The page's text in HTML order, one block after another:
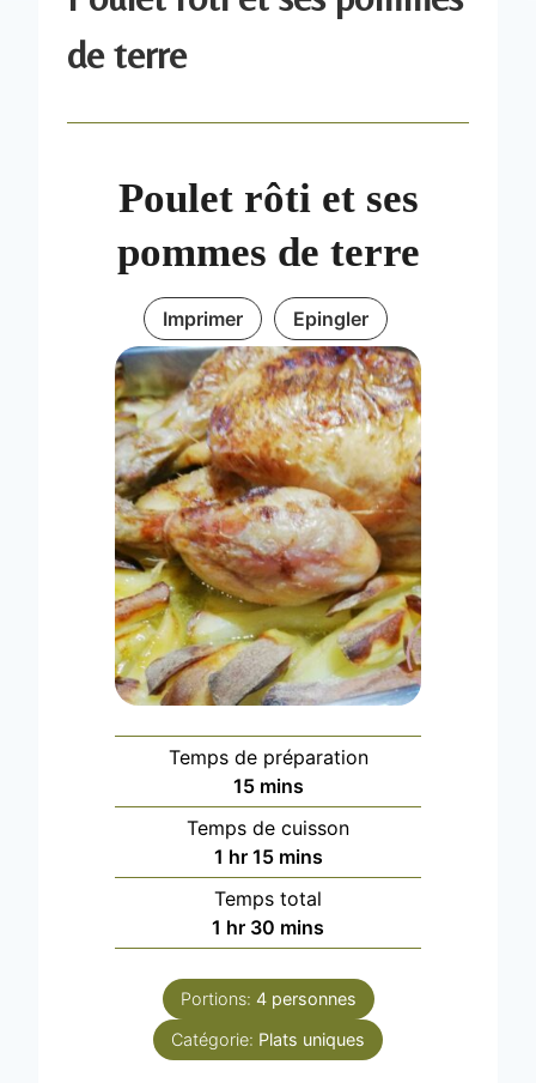
de terre
Poulet rôti et ses
pommes de terre
Imprimer Epingler
Temps de préparation
15m
i
n
u
t
e
mins
Temps de cuisson
1 h
o
u
r
hr 15m
i
n
u
e
s
mins
Temps total
1 h
o
u
r
hr 30 m
i
n
u
t
mins
Portions: 4 personnes
Catégorie: Plats uniques